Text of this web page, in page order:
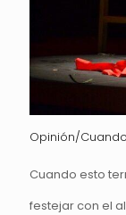
Opinión/
Cuando esto
festejar con el